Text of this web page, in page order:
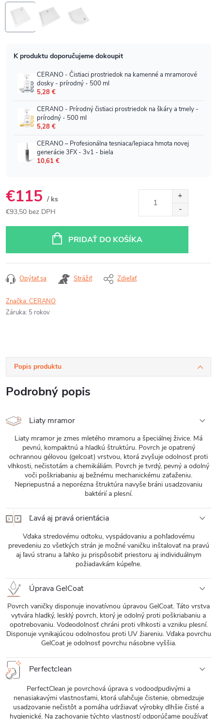
€115 / ks
€93,50 bez DPH
PRIDAŤ DO KOŠÍKA
Opýtať sa Strážiť Zdieľať
Značka:CERANO
Záruka: 5 rokov
Popis produktu
Podrobný popis
Liaty mramor
Liaty mramor je zmes mletého mramoru a špeciálnej živice. Má
pevnú, kompaktnú a hladkú štruktúru. Povrch je opatrený
ochrannou gélovou (gelcoat) vrstvou, ktorá zvyšuje odolnosť proti
vlhkosti, nečistotám a chemikáliám. Povrch je tvrdý, pevný a odolný
voči poškriabaniu aj bežnému mechanickému zaťaženiu.
Nepriepustná a neporézna štruktúra navyše bráni usadzovaniu
baktérií a plesní.
Ľavá aj pravá orientácia
Vďaka stredovému odtoku, vyspádovaniu a pohľadovému
prevedeniu zo všetkých strán je možné vaničku inštalovať na pravú
aj ľavú stranu a ľahko ju prispôsobiť priestoru aj individuálnym
požiadavkám kúpeľne.
Úprava GelCoat
Povrch vaničky disponuje inovatívnou úpravou GelCoat. Táto vrstva
vytvára hladký, lesklý povrch, ktorý je odolný proti poškriabaniu a
opotrebovaniu. Vodeodolnosť chráni proti vlhkosti a vzniku plesní.
Disponuje vynikajúcou odolnosťou proti UV žiareniu. Vďaka povrchu
GelCoat je odolnosť povrchu násobne vyššia.
Perfectclean
PerfectClean je povrchová úprava s vodoodpudivými a
nenasiakavými vlastnosťami, ktorá uľahčuje čistenie, obmedzuje
usadzovanie nečistôt a pomáha udržiavať výrobky dlhšie čisté a
hygienické. Na zachovanie týchto vlastností odporúčame používať